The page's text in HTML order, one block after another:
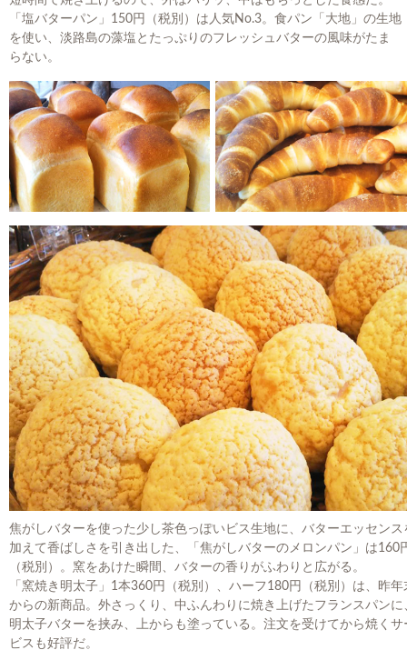
「塩バターパン」150円（税別）は人気No.3。食パン「大地」の生地
を使い、淡路島の藻塩とたっぷりのフレッシュバターの風味がたま
らない。
焦がしバターを使った少し茶色っぽいビス生地に、バターエッセンス
加えて香ばしさを引き出した、「焦がしバターのメロンパン」は160
（税別）。窯をあけた瞬間、バターの香りがふわりと広がる。
「窯焼き明太子」1本360円（税別）、ハーフ180円（税別）は、昨年
からの新商品。外さっくり、中ふんわりに焼き上げたフランスパンに
明太子バターを挟み、上からも塗っている。注文を受けてから焼くサ
ビスも好評だ。